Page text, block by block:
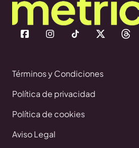
Términos y Condiciones
Política de privacidad
Política de cookies
Aviso Legal